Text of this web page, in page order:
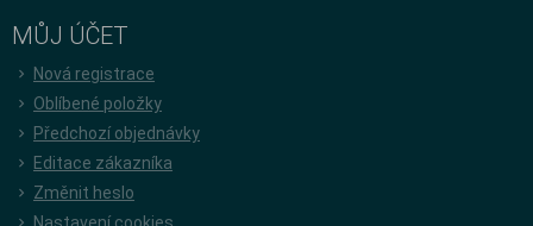
MŮJ ÚČET
Nová registrace
Oblíbené položky
Předchozí objednávky
Editace zákazníka
Změnit heslo
Nastavení cookies